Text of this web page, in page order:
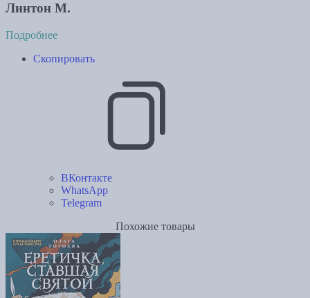
Линтон М.
Подробнее
Скопировать
ВКонтакте
WhatsApp
Telegram
Похожие товары